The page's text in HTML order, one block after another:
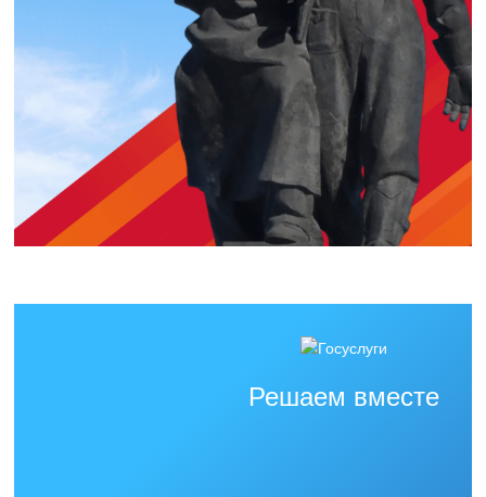
Решаем вместе